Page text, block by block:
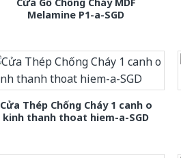
Melamine P1-a-SGD
Cửa Thép Chống Cháy 1 canh o
kinh thanh thoat hiem-a-SGD